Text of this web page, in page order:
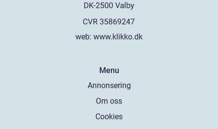
web: www.klikko.dk
Menu
Annonsering
Om oss
Cookies